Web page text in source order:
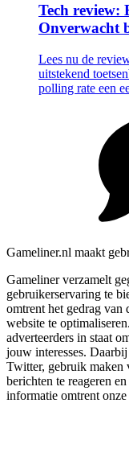
Tech review:
Onverwacht
Lees nu de
uitstekend
polling rate een
Gameliner.nl maakt
Gameliner verzamelt
gebruikerservaring te
omtrent het gedrag van
website te
adverteerders in staat
jouw interesses.
Twitter, gebruik maken
berichten te reageren
informatie omtrent